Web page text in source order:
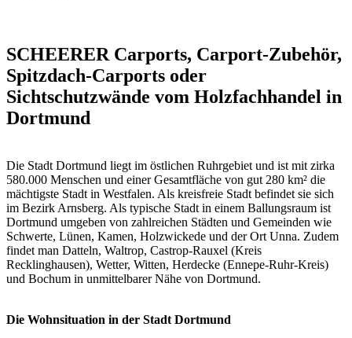
SCHEERER Carports, Carport-Zubehör,
Spitzdach-Carports oder
Sichtschutzwände vom Holzfachhandel in
Dortmund
Die Stadt Dortmund liegt im östlichen Ruhrgebiet und ist mit zirka
580.000 Menschen und einer Gesamtfläche von gut 280 km² die
mächtigste Stadt in Westfalen. Als kreisfreie Stadt befindet sie sich
im Bezirk Arnsberg. Als typische Stadt in einem Ballungsraum ist
Dortmund umgeben von zahlreichen Städten und Gemeinden wie
Schwerte, Lünen, Kamen, Holzwickede und der Ort Unna. Zudem
findet man Datteln, Waltrop, Castrop-Rauxel (Kreis
Recklinghausen), Wetter, Witten, Herdecke (Ennepe-Ruhr-Kreis)
und Bochum in unmittelbarer Nähe von Dortmund.
Die Wohnsituation in der Stadt Dortmund